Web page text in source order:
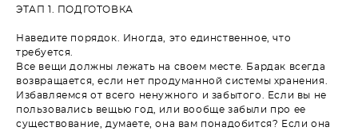
ЭТАП 1. ПОДГОТОВКА
Наведите порядок. Иногда, это единственное, что
требуется.
Все вещи должны лежать на своем месте. Бардак всегда
возвращается, если нет продуманной системы хранения.
Избавляемся от всего ненужного и забытого. Если вы не
пользовались вещью год, или вообще забыли про ее
существование, думаете, она вам понадобится? Если она